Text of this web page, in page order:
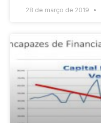
28 de março de 2019